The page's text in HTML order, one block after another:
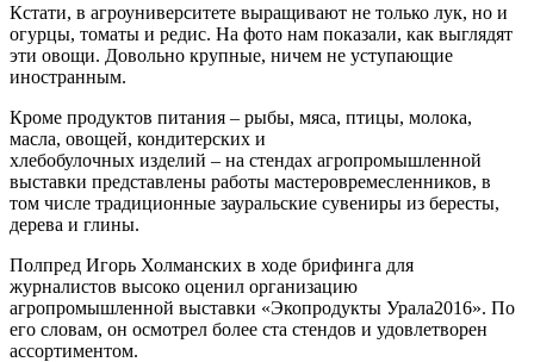
Кстати, в агроуниверситете выращивают не только лук, но и
огурцы, томаты и редис. На фото нам показали, как выглядят
эти овощи. Довольно крупные, ничем не уступающие
иностранным.
Кроме продуктов питания – рыбы, мяса, птицы, молока,
масла, овощей, кондитерских и
хлебобулочных изделий – на стендах агропромышленной
выставки представлены работы мастеров­ремесленников, в
том числе традиционные зауральские сувениры из бересты,
дерева и глины.
Полпред Игорь Холманских в ходе брифинга для
журналистов высоко оценил организацию
агропромышленной выставки «Экопродукты Урала­2016». По
его словам, он осмотрел более ста стендов и удовлетворен
ассортиментом.